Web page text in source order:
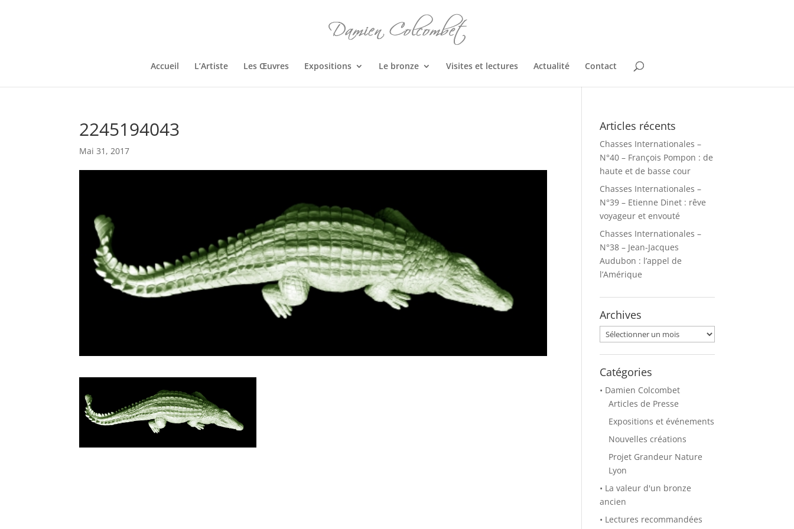
Accueil L’Artiste Les Œuvres Expositions Le bronze Visites et lectures Actualité Contact
2245194043
Mai 31, 2017
Articles récents
Chasses Internationales –
N°40 – François Pompon : de
haute et de basse cour
Chasses Internationales –
N°39 – Etienne Dinet : rêve
voyageur et envouté
Chasses Internationales –
N°38 – Jean-Jacques
Audubon : l’appel de
l’Amérique
Archives
Archives
Catégories
• Damien Colcombet
Articles de Presse
Expositions et événements
Nouvelles créations
Projet Grandeur Nature
Lyon
• La valeur d'un bronze
ancien
• Lectures recommandées